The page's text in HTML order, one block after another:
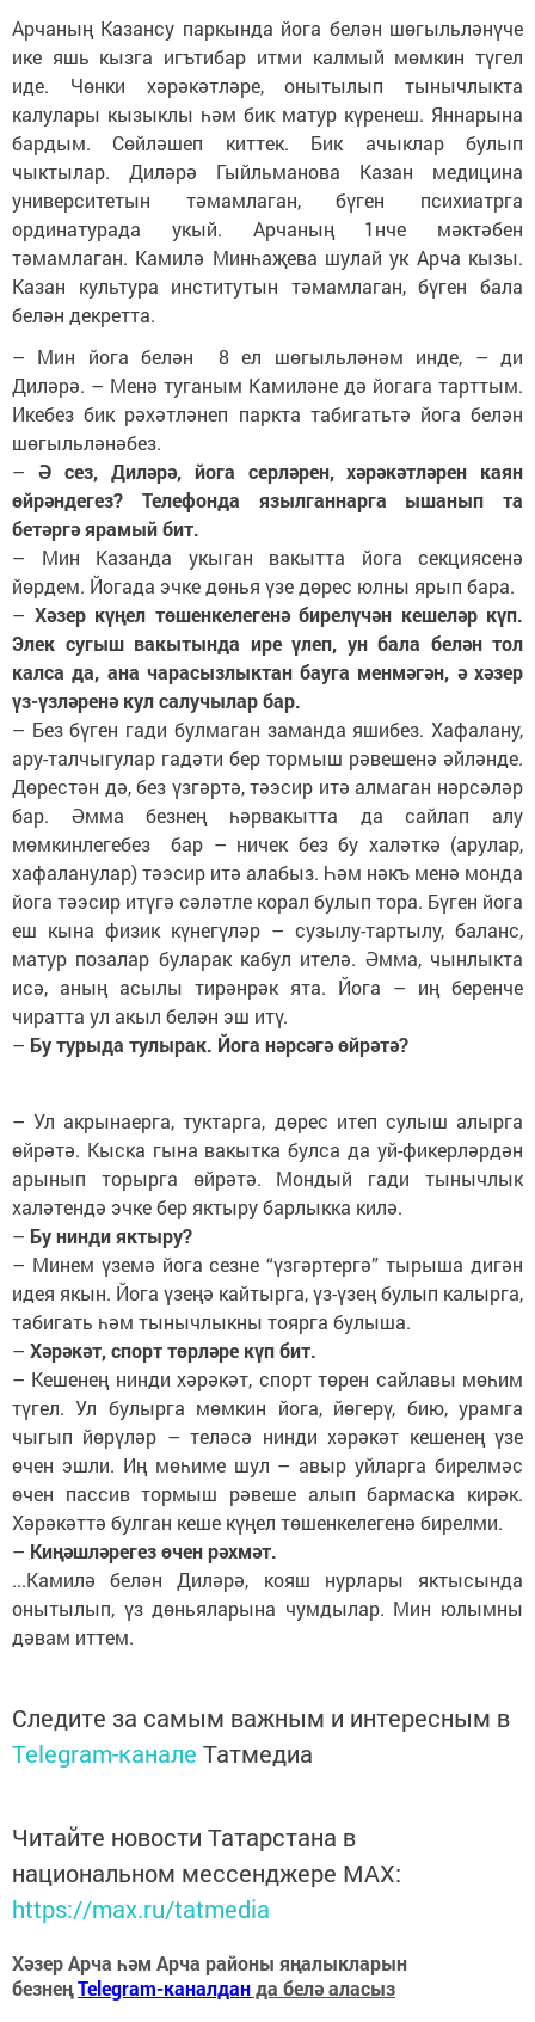
Арчаның Казансу паркында йога белән шөгыльләнүче
ике яшь кызга игътибар итми калмый мөмкин түгел
иде. Чөнки хәрәкәтләре, онытылып тынычлыкта
калулары кызыклы һәм бик матур күренеш. Яннарына
бардым. Сөйләшеп киттек. Бик ачыклар булып
чыктылар. Диләрә Гыйльманова Казан медицина
университетын тәмамлаган, бүген психиатрга
ординатурада укый. Арчаның 1нче мәктәбен
тәмамлаган. Камилә Минһаҗева шулай ук Арча кызы.
Казан культура институтын тәмамлаган, бүген бала
белән декретта.
– Мин йога белән 8 ел шөгыльләнәм инде, – ди
Диләрә. – Менә туганым Камиләне дә йогага тарттым.
Икебез бик рәхәтләнеп паркта табигатьтә йога белән
шөгыльләнәбез.
– Ә сез, Диләрә, йога серләрен, хәрәкәтләрен каян
өйрәндегез? Телефонда язылганнарга ышанып та
бетәргә ярамый бит.
– Мин Казанда укыган вакытта йога секциясенә
йөрдем. Йогада эчке дөнья үзе дөрес юлны ярып бара.
– Хәзер күңел төшенкелегенә бирелүчән кешеләр күп.
Элек сугыш вакытында ире үлеп, ун бала белән тол
калса да, ана чарасызлыктан бауга менмәгән, ә хәзер
үз-үзләренә кул салучылар бар.
– Без бүген гади булмаган заманда яшибез. Хафалану,
ару-талчыгулар гадәти бер тормыш рәвешенә әйләнде.
Дөрестән дә, без үзгәртә, тәэсир итә алмаган нәрсәләр
бар. Әмма безнең һәрвакытта да сайлап алу
мөмкинлегебез бар – ничек без бу халәткә (арулар,
хафаланулар) тәэсир итә алабыз. Һәм нәкъ менә монда
йога тәэсир итүгә сәләтле корал булып тора. Бүген йога
еш кына физик күнегүләр – сузылу-тартылу, баланс,
матур позалар буларак кабул ителә. Әмма, чынлыкта
исә, аның асылы тирәнрәк ята. Йога – иң беренче
чиратта ул акыл белән эш итү.
– Бу турыда тулырак. Йога нәрсәгә өйрәтә?
– Ул акрынаерга, туктарга, дөрес итеп сулыш алырга
өйрәтә. Кыска гына вакытка булса да уй-фикерләрдән
арынып торырга өйрәтә. Мондый гади тынычлык
халәтендә эчке бер яктыру барлыкка килә.
– Бу нинди яктыру?
– Минем үземә йога сезне “үзгәртергә” тырыша дигән
идея якын. Йога үзеңә кайтырга, үз-үзең булып калырга,
табигать һәм тынычлыкны тоярга булыша.
– Хәрәкәт, спорт төрләре күп бит.
– Кешенең нинди хәрәкәт, спорт төрен сайлавы мөһим
түгел. Ул булырга мөмкин йога, йөгерү, бию, урамга
чыгып йөрүләр – теләсә нинди хәрәкәт кешенең үзе
өчен эшли. Иң мөһиме шул – авыр уйларга бирелмәс
өчен пассив тормыш рәвеше алып бармаска кирәк.
Хәрәкәттә булган кеше күңел төшенкелегенә бирелми.
– Киңәшләрегез өчен рәхмәт.
...Камилә белән Диләрә, кояш нурлары яктысында
онытылып, үз дөньяларына чумдылар. Мин юлымны
дәвам иттем.
Следите за самым важным и интересным в
Telegram-канале Татмедиа
Читайте новости Татарстана в
национальном мессенджере MАХ:
https://max.ru/tatmedia
Хәзер Арча һәм Арча районы яңалыкларын
безнеңTelegram-каналданда белә аласыз